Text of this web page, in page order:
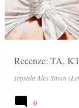
Recenze: TA,
sepsalaAlex Saven
0